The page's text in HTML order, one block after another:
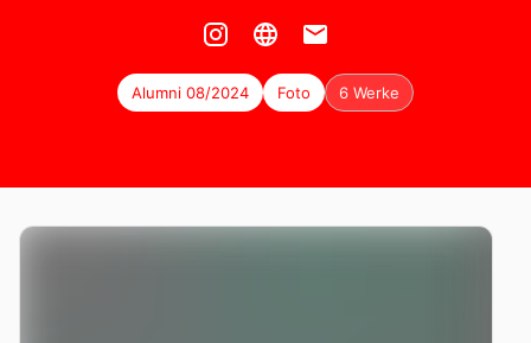
Alumni 08/2024 Foto 6 Werke